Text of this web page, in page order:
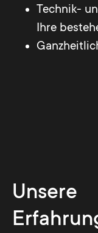
Technik-
Ihre
Unsere